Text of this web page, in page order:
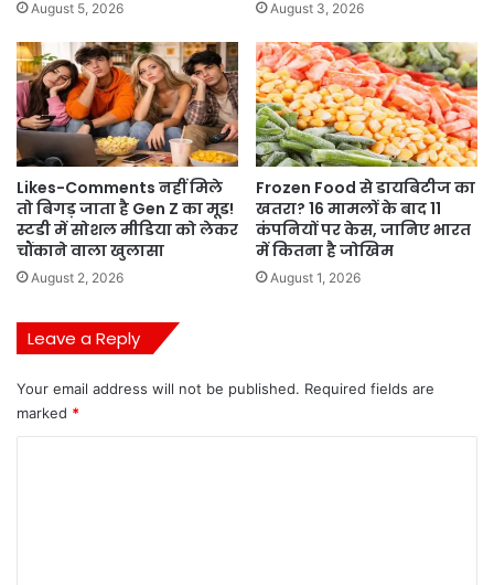
August 5, 2026 August 3, 2026
Likes-Comments नहीं मिले
तो बिगड़ जाता है Gen Z का मूड!
स्टडी में सोशल मीडिया को लेकर
चौंकाने वाला खुलासा
August 2, 2026
Frozen Food से डायबिटीज का
खतरा? 16 मामलों के बाद 11
कंपनियों पर केस, जानिए भारत
में कितना है जोखिम
August 1, 2026
Leave a Reply
Your email address will not be published. Required fields are
marked *